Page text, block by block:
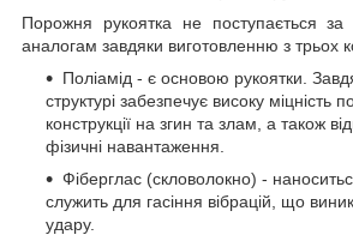
Порожня рукоятка не поступається за
аналогам завдяки виготовленню з трьох
Поліамід - є основою рукоятки.
структурі забезпечує високу міцність
конструкції на згин та злам, а також
фізичні навантаження.
Фіберглас (скловолокно) -
служить для гасіння вібрацій, що
удару.